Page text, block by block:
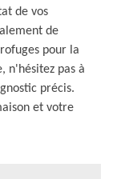
de vos
de
pour la
n'hésitez pas à
précis.
et votre